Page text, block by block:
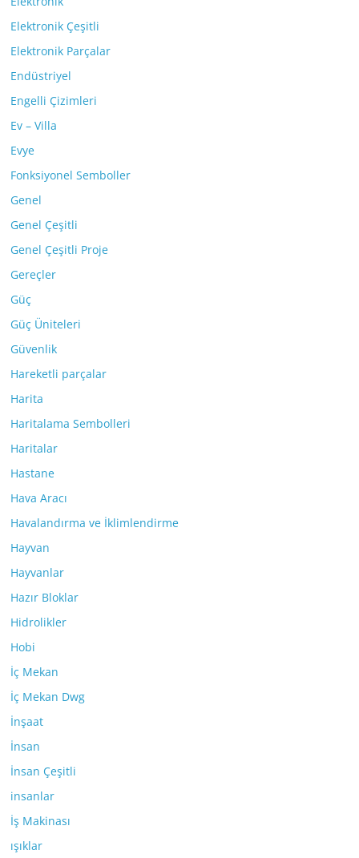
Elektronik Çeşitli
Elektronik Parçalar
Endüstriyel
Engelli Çizimleri
Ev – Villa
Evye
Fonksiyonel Semboller
Genel
Genel Çeşitli
Genel Çeşitli Proje
Gereçler
Güç
Güç Üniteleri
Güvenlik
Hareketli parçalar
Harita
Haritalama Sembolleri
Haritalar
Hastane
Hava Aracı
Havalandırma ve İklimlendirme
Hayvan
Hayvanlar
Hazır Bloklar
Hidrolikler
Hobi
İç Mekan
İç Mekan Dwg
İnşaat
İnsan
İnsan Çeşitli
insanlar
İş Makinası
ışıklar